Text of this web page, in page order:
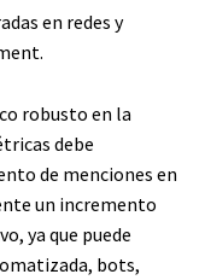
en redes y
robusto en la
debe
de menciones en
un incremento
ya que puede
bots,